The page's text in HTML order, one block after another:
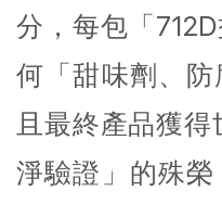
分，每包「
何「甜味劑、
且最終產品獲得
淨驗證」的殊